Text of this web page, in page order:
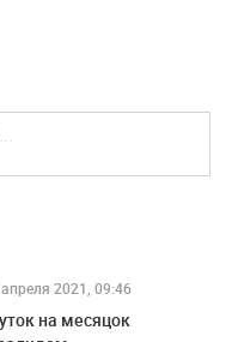
2021, 09:46
на месяцок